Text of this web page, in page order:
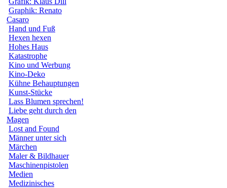
Graphik: Renato
Casaro
Hand und Fuß
Hexen hexen
Hohes Haus
Katastrophe
Kino und Werbung
Kino-Deko
Kühne Behauptungen
Kunst-Stücke
Lass Blumen sprechen!
Liebe geht durch den
Magen
Lost and Found
Männer unter sich
Märchen
Maler & Bildhauer
Maschinenpistolen
Medien
Medizinisches